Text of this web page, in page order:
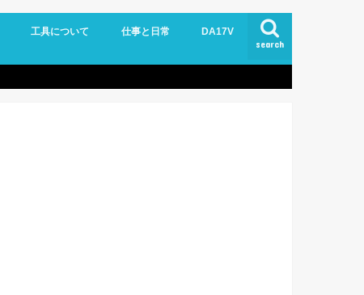
search
工具について 仕事と日常 DA17V